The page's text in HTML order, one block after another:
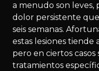
a menudo son
dolor persistente
seis semanas.
estas lesiones tiende
pero en ciertos
tratamientos